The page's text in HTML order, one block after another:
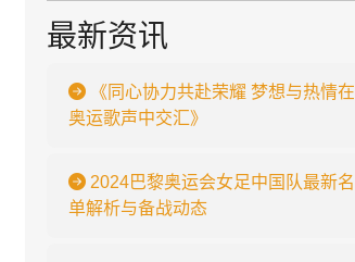
最新资讯
《同心协力共赴荣耀 梦想与热情在
奥运歌声中交汇》
2024巴黎奥运会女足中国队最新名
单解析与备战动态